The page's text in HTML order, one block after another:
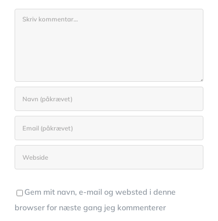
Comment
Gem mit navn, e-mail og websted i denne
browser for næste gang jeg kommenterer